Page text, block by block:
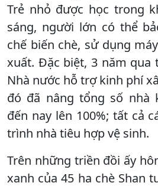
Trẻ nhỏ được học trong
sáng, người lớn có thể
chế biến chè, sử dụng
xuất. Đặc biệt, 3 năm qua
Nhà nước hỗ trợ kinh phí
đó đã nâng tổng số nhà
đến nay lên 100%; tất cả
trình nhà tiêu hợp vệ sinh.
Trên những triền đồi ấy
xanh của 45 ha chè Shan